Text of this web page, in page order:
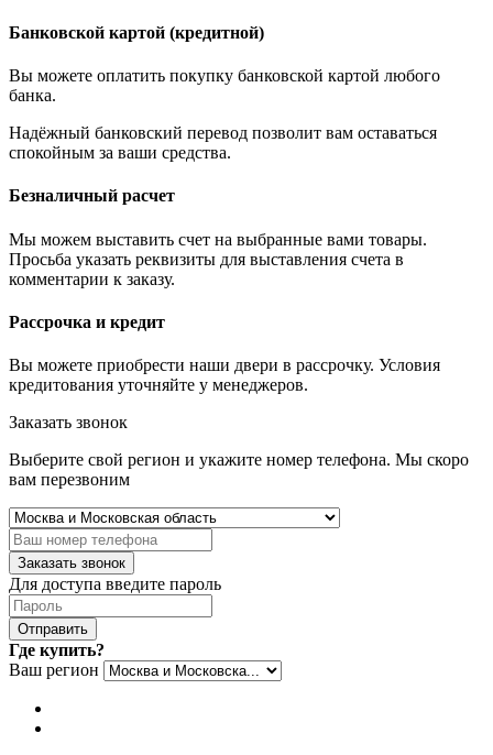
Банковской картой (кредитной)
Вы можете оплатить покупку банковской картой любого
банка.
Надёжный банковский перевод позволит вам оставаться
спокойным за ваши средства.
Безналичный расчет
Мы можем выставить счет на выбранные вами товары.
Просьба указать реквизиты для выставления счета в
комментарии к заказу.
Рассрочка и кредит
Вы можете приобрести наши двери в рассрочку. Условия
кредитования уточняйте у менеджеров.
Заказать звонок
Выберите свой регион и укажите номер телефона. Мы скоро
вам перезвоним
Заказать звонок
Для доступа введите пароль
Отправить
Где купить?
Ваш регион